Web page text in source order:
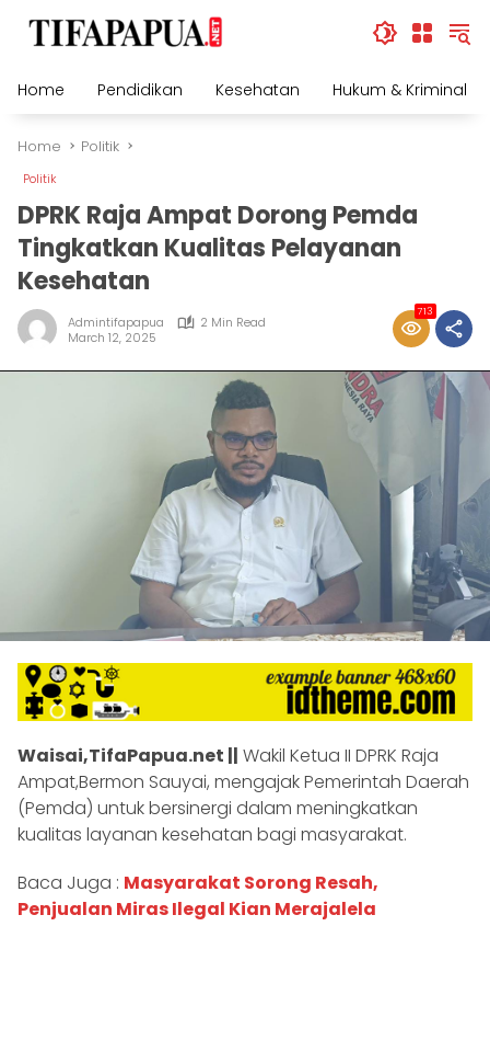
Home
Pendidikan Kesehatan Hukum & Kriminal
Home Politik
Politik
DPRK Raja Ampat Dorong Pemda
Tingkatkan Kualitas Pelayanan
Kesehatan
Admintifapapua
2 Min Read
March 12, 2025
713
Waisai,TifaPapua.net || Wakil Ketua II DPRK Raja
Ampat,Bermon Sauyai, mengajak Pemerintah Daerah
(Pemda) untuk bersinergi dalam meningkatkan
kualitas layanan kesehatan bagi masyarakat.
Baca Juga : Masyarakat Sorong Resah,
Penjualan Miras Ilegal Kian Merajalela